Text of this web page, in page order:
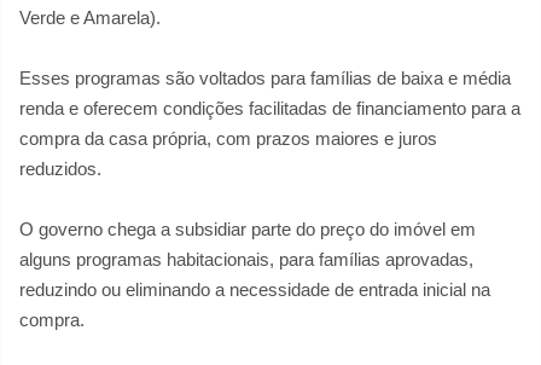
Verde e Amarela).
Esses programas são voltados para famílias de baixa e média
renda e oferecem condições facilitadas de financiamento para a
compra da casa própria, com prazos maiores e juros
reduzidos.
O governo chega a subsidiar parte do preço do imóvel em
alguns programas habitacionais, para famílias aprovadas,
reduzindo ou eliminando a necessidade de entrada inicial na
compra.